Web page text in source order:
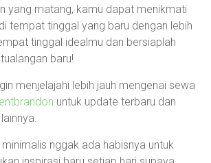
yang matang, kamu dapat menikmati
tempat tinggal yang baru dengan lebih
tinggal idealmu dan bersiaplah
baru!
menjelajahi lebih jauh mengenai sewa
untuk update terbaru dan
nggak ada habisnya untuk